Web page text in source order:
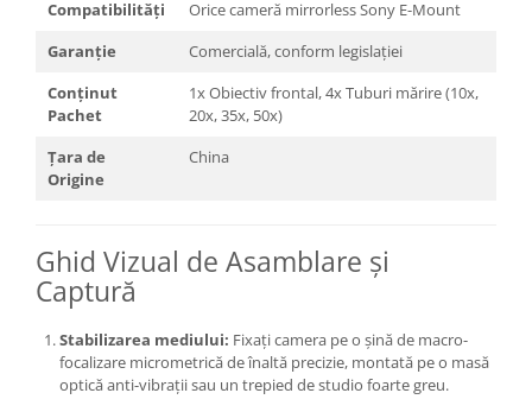
Chimicale developare film alb-
diapozitive late 120mm color
negative 35mm alb-negru
negative 35mm color
negative late 120mm color
Scanere Film
Binocluri, Lupe si Telescoape
Binocluri
Lunete
Compatibilități
Orice cameră mirrorless Sony E-Mount
Garanție
Comercială, conform legislației
Conținut
Pachet
1x Obiectiv frontal, 4x Tuburi mărire (10x,
20x, 35x, 50x)
Țara de
Origine
China
Ghid Vizual de Asamblare și
Captură
Stabilizarea mediului: Fixați camera pe o șină de macro-
focalizare micrometrică de înaltă precizie, montată pe o masă
optică anti-vibrații sau un trepied de studio foarte greu.